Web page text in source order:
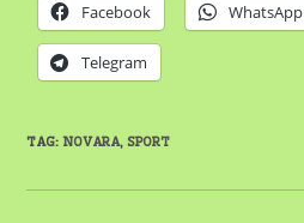
Facebook WhatsApp
Telegram
TAG:NOVARA, SPORT